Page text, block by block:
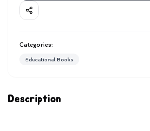
Description
Categories:
Educational Books